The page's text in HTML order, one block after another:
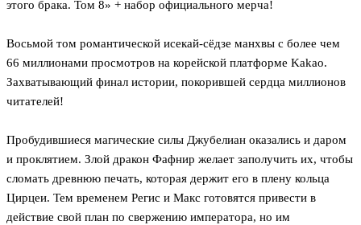
этого брака. Том 8» + набор официального мерча!
Восьмой том романтической исекай-сёдзе манхвы с более чем
66 миллионами просмотров на корейской платформе Kakao.
Захватывающий финал истории, покорившей сердца миллионов
читателей!
Пробудившиеся магические силы Джубелиан оказались и даром
и проклятием. Злой дракон Фафнир желает заполучить их, чтобы
сломать древнюю печать, которая держит его в плену кольца
Цирцеи. Тем временем Регис и Макс готовятся привести в
действие свой план по свержению императора, но им